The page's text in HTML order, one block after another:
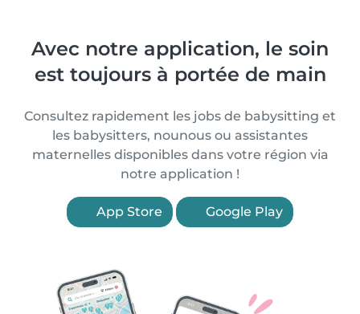
Avec notre application, le soin
est toujours à portée de main
Consultez rapidement les jobs de babysitting et
les babysitters, nounous ou assistantes
maternelles disponibles dans votre région via
notre application !
App Store Google Play